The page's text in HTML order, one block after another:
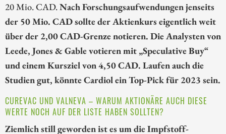
20 Mio. CAD.Nach Forschungsaufwendungen jenseits
der 50 Mio. CAD sollte der Aktienkurs eigentlich weit
über der 2,00 CAD-Grenze notieren. Die Analysten von
Leede, Jones & Gable votieren mit „Speculative Buy“
und einem Kursziel von 4,50 CAD. Laufen auch die
Studien gut, könnte Cardiol ein Top-Pick für 2023 sein.
CUREVAC UND VALNEVA – WARUM AKTIONÄRE AUCH DIESE
WERTE NOCH AUF DER LISTE HABEN SOLLTEN?
Ziemlich still geworden ist es um die Impfstoff-